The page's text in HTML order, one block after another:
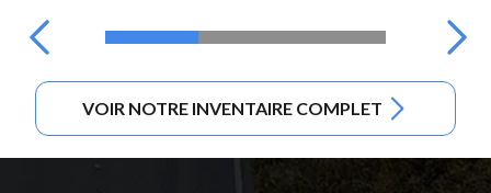
VOIR NOTRE INVENTAIRE COMPLET